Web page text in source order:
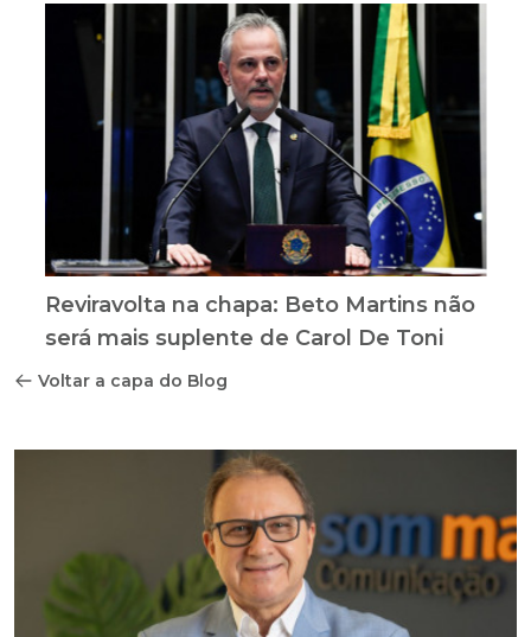
Reviravolta na chapa: Beto Martins não
será mais suplente de Carol De Toni
Voltar a capa do Blog